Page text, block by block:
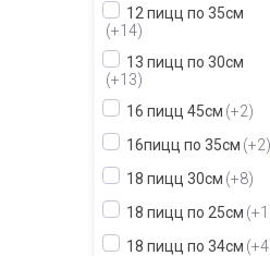
12 пицц по 35см
+14
13 пицц по 30см
+13
16 пицц 45см +2
16пицц по 35см +2
18 пицц 30см +8
18 пицц по 25см +1
18 пицц по 34см +4